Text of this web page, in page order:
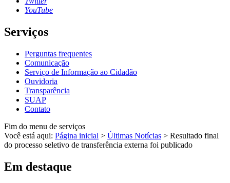
YouTube
Serviços
Perguntas frequentes
Comunicação
Serviço de Informação ao Cidadão
Ouvidoria
Transparência
SUAP
Contato
Fim do menu de serviços
Você está aqui: Página inicial > Últimas Notícias > Resultado final
do processo seletivo de transferência externa foi publicado
Em destaque